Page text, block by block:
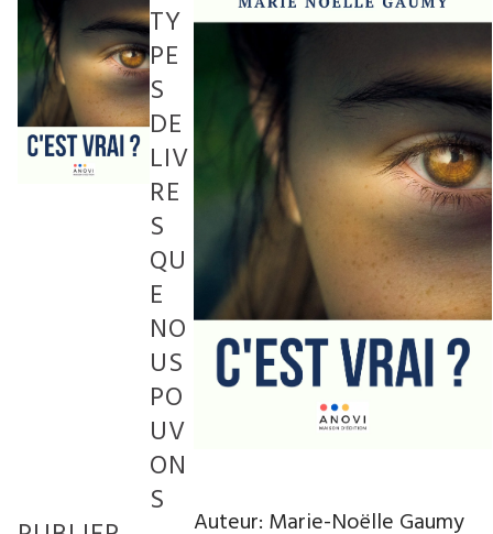
Auteur: Marie-Noëlle Gaumy
TY
PE
S
DE
LIV
RE
S
QU
E
NO
US
PO
UV
ON
S